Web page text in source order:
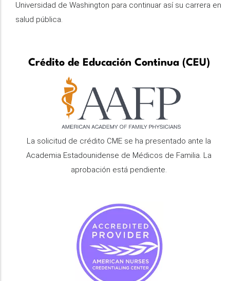
Universidad de Washington para continuar así su carrera en
salud pública.
Crédito de Educación Continua (CEU)
La solicitud de crédito CME se ha presentado ante la
Academia Estadounidense de Médicos de Familia. La
aprobación está pendiente.